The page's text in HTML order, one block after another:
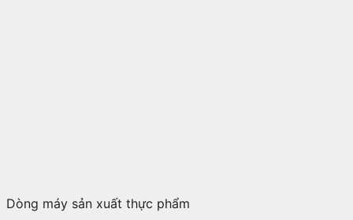
Dòng máy sản xuất thực phẩm